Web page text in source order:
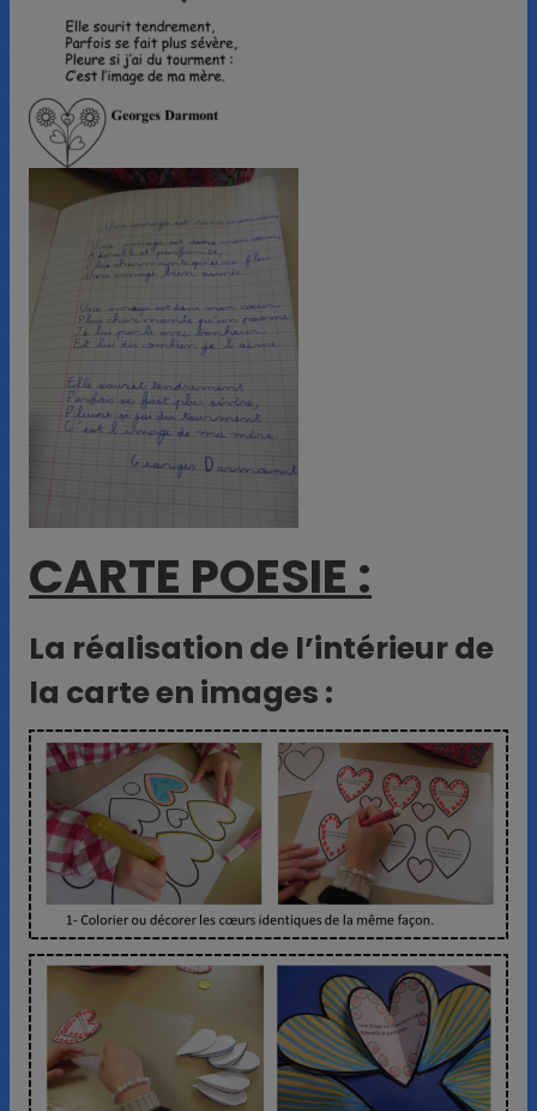
CARTE POESIE :
La réalisation de l’intérieur de
la carte en images :